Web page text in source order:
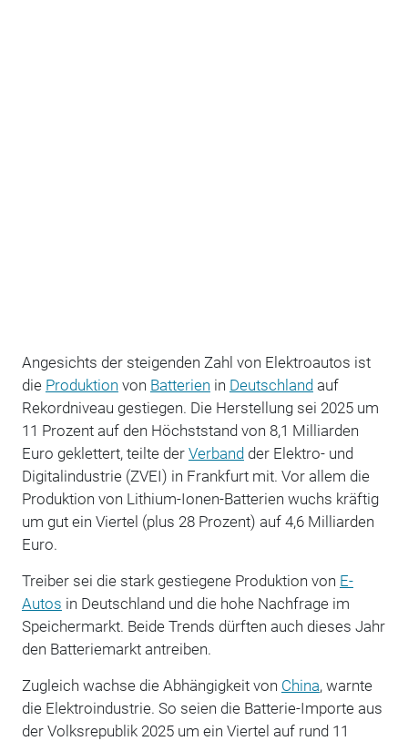
Angesichts der steigenden Zahl von Elektroautos ist
die Produktion von Batterien in Deutschlandauf
Rekordniveau gestiegen. Die Herstellung sei 2025 um
11 Prozent auf den Höchststand von 8,1 Milliarden
Euro geklettert, teilte der Verbandder Elektro- und
Digitalindustrie (ZVEI) in Frankfurt mit. Vor allem die
Produktion von Lithium-Ionen-Batterien wuchs kräftig
um gut ein Viertel (plus 28 Prozent) auf 4,6 Milliarden
Euro.
Treiber sei die stark gestiegene Produktion von E-
Autos in Deutschland und die hohe Nachfrage im
Speichermarkt. Beide Trends dürften auch dieses Jahr
den Batteriemarkt antreiben.
Zugleich wachse die Abhängigkeit von China, warnte
die Elektroindustrie. So seien die Batterie-Importe aus
der Volksrepublik 2025 um ein Viertel auf rund 11